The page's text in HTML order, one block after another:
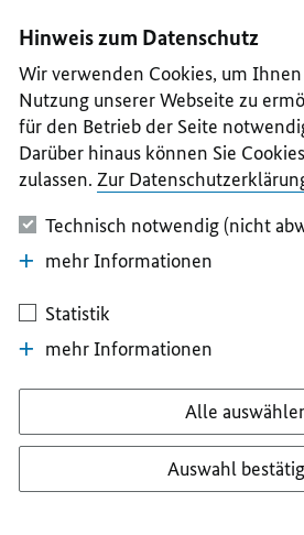
II
III
IV
V
Hinweis zum Datenschutz
Wir verwenden Cookies, um
Nutzung unserer Webseite zu
für den Betrieb der Seite
Darüber hinaus können Sie
zulassen. Zur
Technisch notwendig (nicht
mehr Informationen
Statistik
mehr Informationen
Alle
Auswahl